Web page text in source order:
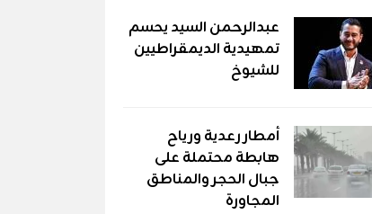
عبدالرحمن السيد يحسم
تمهيدية الديمقراطيين
للشيوخ
أمطار رعدية ورياح
هابطة محتملة على
جبال الحجر والمناطق
المجاورة